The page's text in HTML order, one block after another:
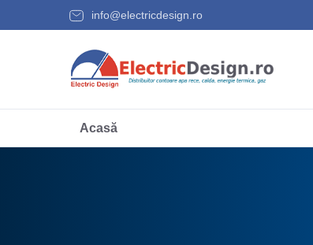
info@electricdesign.ro
Acasă